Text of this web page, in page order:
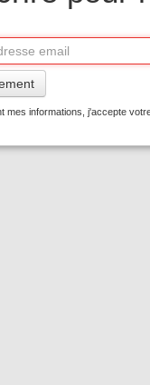
mes informations, j'accepte